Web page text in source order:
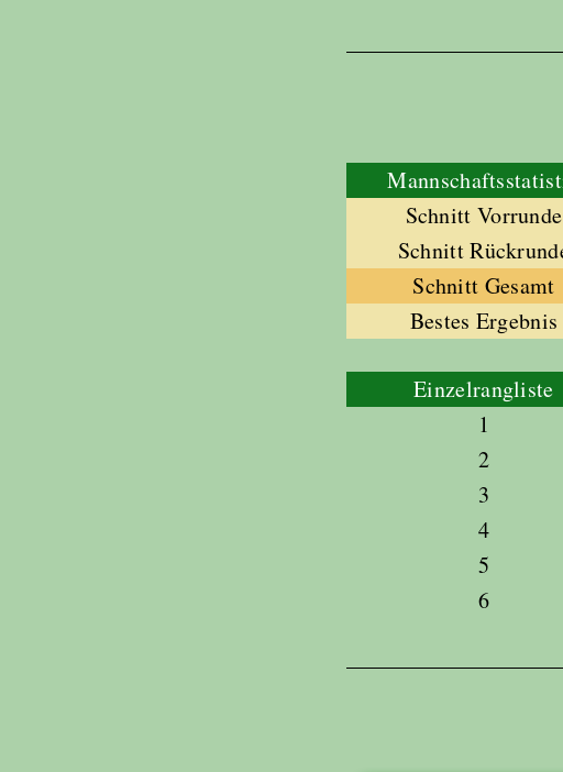
Schnitt Vorrunde
Schnitt
Schnitt Gesamt
Bestes Ergebnis
Einzelrangliste
1
2
3
4
5
6